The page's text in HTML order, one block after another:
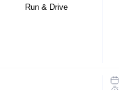
Run & Drive